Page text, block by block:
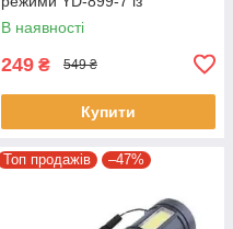
сонячною панеллю та
Powerbank
В наявності
249 ₴ 549 ₴
Купити
Топ продажів –47%